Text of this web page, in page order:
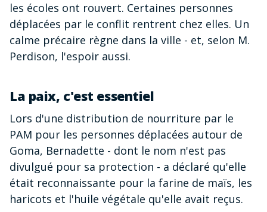
les écoles ont rouvert. Certaines personnes
déplacées par le conflit rentrent chez elles. Un
calme précaire règne dans la ville - et, selon M.
Perdison, l'espoir aussi.
La paix, c'est essentiel
Lors d'une distribution de nourriture par le
PAM pour les personnes déplacées autour de
Goma, Bernadette - dont le nom n'est pas
divulgué pour sa protection - a déclaré qu'elle
était reconnaissante pour la farine de maïs, les
haricots et l'huile végétale qu'elle avait reçus.